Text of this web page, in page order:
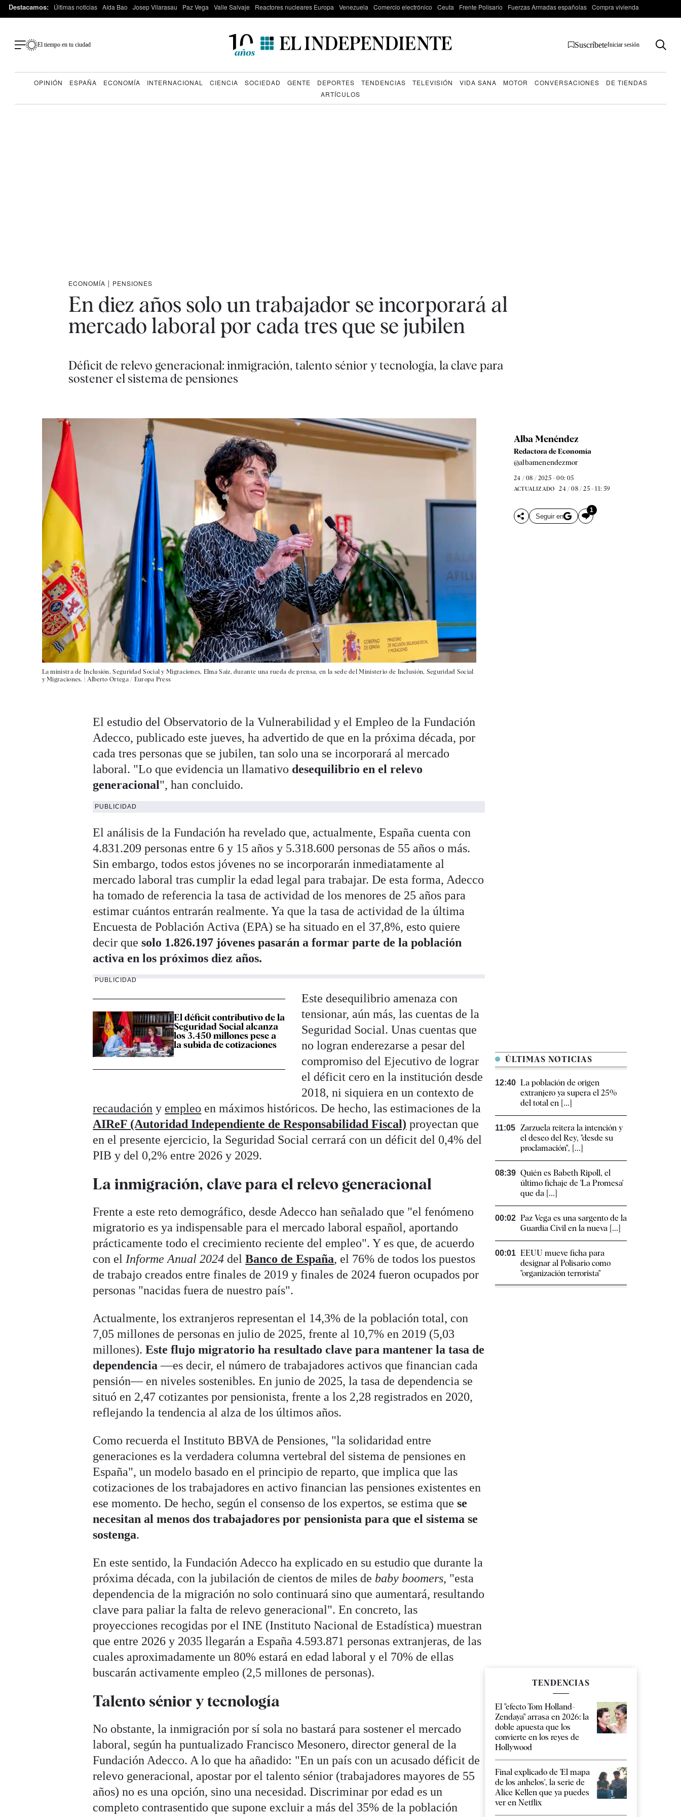
Destacamos: Últimas noticias Aída Bao Josep Vilarasau Paz Vega Valle Salvaje Reactores nucleares Europa Venezuela Comercio electrónico Ceuta Frente Polisario Fuerzas Armadas españolas Compra vivienda
El tiempo en tu ciudad SuscríbeteIniciar sesión
OPINIÓN ESPAÑA ECONOMÍA INTERNACIONAL CIENCIA SOCIEDAD GENTE DEPORTES TENDENCIAS TELEVISIÓN VIDA SANA MOTOR CONVERSACIONES
DE TIENDAS
ARTÍCULOS
ECONOMÍA | PENSIONES
En diez años solo un trabajador se incorporará al
mercado laboral por cada tres que se jubilen
Déficit de relevo generacional: inmigración, talento sénior y tecnología, la clave para
sostener el sistema de pensiones
La ministra de Inclusión, Seguridad Social y Migraciones, Elma Saiz, durante una rueda de prensa, en la sede del Ministerio de Inclusión, Seguridad Social
y Migraciones. | Alberto Ortega / Europa Press
Alba Menéndez
Redactora de Economía
@albamenendezmor
24 / 08 / 2025 - 00: 05
ACTUALIZADO 24 / 08 / 25 - 11: 59
Seguir en
1
El estudio del Observatorio de la Vulnerabilidad y el Empleo de la Fundación
Adecco, publicado este jueves, ha advertido de que en la próxima década, por
cada tres personas que se jubilen, tan solo una se incorporará al mercado
laboral. "Lo que evidencia un llamativo desequilibrio en el relevo
generacional ", han concluido.
PUBLICIDAD
El análisis de la Fundación ha revelado que, actualmente, España cuenta con
4.831.209 personas entre 6 y 15 años y 5.318.600 personas de 55 años o más.
Sin embargo, todos estos jóvenes no se incorporarán inmediatamente al
mercado laboral tras cumplir la edad legal para trabajar. De esta forma, Adecco
ha tomado de referencia la tasa de actividad de los menores de 25 años para
estimar cuántos entrarán realmente. Ya que la tasa de actividad de la última
Encuesta de Población Activa (EPA) se ha situado en el 37,8%, esto quiere
decir quesolo 1.826.197 jóvenes pasarán a formar parte de la población
activa en los próximos diez años.
PUBLICIDAD
El déficit contributivo de la
Seguridad Social alcanza
los 3.450 millones pese a
la subida de cotizaciones
Este desequilibrio amenaza con
tensionar, aún más, las cuentas de la
Seguridad Social. Unas cuentas que
no logran enderezarse a pesar del
compromiso del Ejecutivo de lograr
el déficit cero en la institución desde
2018, ni siquiera en un contexto de
recaudación y empleo en máximos históricos. De hecho, las estimaciones de la
AIReF (Autoridad Independiente de Responsabilidad Fiscal) proyectan que
en el presente ejercicio, la Seguridad Social cerrará con un déficit del 0,4% del
PIB y del 0,2% entre 2026 y 2029.
La inmigración, clave para el relevo generacional
Frente a este reto demográfico, desde Adecco han señalado que "el fenómeno
migratorio es ya indispensable para el mercado laboral español, aportando
prácticamente todo el crecimiento reciente del empleo". Y es que, de acuerdo
con el Informe Anual 2024 delBanco de España, el 76% de todos los puestos
de trabajo creados entre finales de 2019 y finales de 2024 fueron ocupados por
personas "nacidas fuera de nuestro país".
Actualmente, los extranjeros representan el 14,3% de la población total, con
7,05 millones de personas en julio de 2025, frente al 10,7% en 2019 (5,03
millones).Este flujo migratorio ha resultado clave para mantener la tasa de
dependencia—es decir, el número de trabajadores activos que financian cada
pensión— en niveles sostenibles. En junio de 2025, la tasa de dependencia se
situó en 2,47 cotizantes por pensionista, frente a los 2,28 registrados en 2020,
reflejando la tendencia al alza de los últimos años.
Como recuerda el Instituto BBVA de Pensiones, "la solidaridad entre
generaciones es la verdadera columna vertebral del sistema de pensiones en
España", un modelo basado en el principio de reparto, que implica que las
cotizaciones de los trabajadores en activo financian las pensiones existentes en
ese momento. De hecho, según el consenso de los expertos, se estima quese
necesitan al menos dos trabajadores por pensionista para que el sistema se
sostenga.
En este sentido, la Fundación Adecco ha explicado en su estudio que durante la
próxima década, con la jubilación de cientos de miles de baby boomers, "esta
dependencia de la migración no solo continuará sino que aumentará, resultando
clave para paliar la falta de relevo generacional". En concreto, las
proyecciones recogidas por el INE (Instituto Nacional de Estadística) muestran
que entre 2026 y 2035 llegarán a España 4.593.871 personas extranjeras, de las
cuales aproximadamente un 80% estará en edad laboral y el 70% de ellas
buscarán activamente empleo (2,5 millones de personas).
Talento sénior y tecnología
No obstante, la inmigración por sí sola no bastará para sostener el mercado
laboral, según ha puntualizado Francisco Mesonero, director general de la
Fundación Adecco. A lo que ha añadido: "En un país con un acusado déficit de
relevo generacional, apostar por el talento sénior (trabajadores mayores de 55
años) no es una opción, sino una necesidad. Discriminar por edad es un
completo contrasentido que supone excluir a más del 35% de la población
ÚLTIMAS NOTICIAS
12:40 La población de origen
extranjero ya supera el 25%
del total en [...]
11:05 Zarzuela reitera la intención y
el deseo del Rey, "desde su
proclamación", [...]
08:39 Quién es Babeth Ripoll, el
último fichaje de 'La Promesa'
que da [...]
00:02 Paz Vega es una sargento de la
Guardia Civil en la nueva [...]
00:01 EEUU mueve ficha para
designar al Polisario como
"organización terrorista"
TENDENCIAS
El "efecto Tom Holland-
Zendaya" arrasa en 2026: la
doble apuesta que los
convierte en los reyes de
Hollywood
Final explicado de 'El mapa
de los anhelos', la serie de
Alice Kellen que ya puedes
ver en Netflix